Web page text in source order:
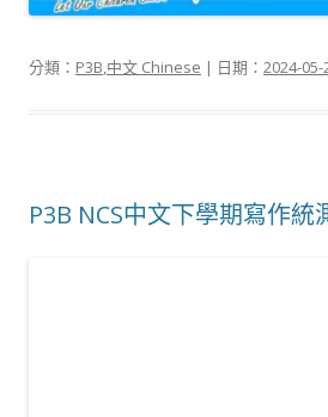
分類： P3B,中文 Chinese | 日期： 2024-05-
P3B NCS中文下學期寫作統